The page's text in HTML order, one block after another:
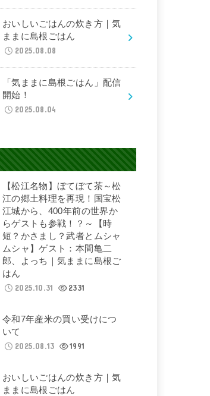
おいしいごはんの炊き方｜気
ままに島根ごはん
2025.08.08
「気ままに島根ごはん」配信
開始！
2025.08.04
【松江名物】ぼてぼて茶～松
江の郷土料理を再現！国宝松
江城から、400年前の世界か
らゲストも参戦！？～【時
短？かさまし？武者とムシャ
ムシャ】ゲスト：本間亀二
郎、よっち｜気ままに島根ご
はん
2025.10.31
2331
令和7年産米の買い受けにつ
いて
2025.08.13
1991
おいしいごはんの炊き方｜気
ままに島根ごはん